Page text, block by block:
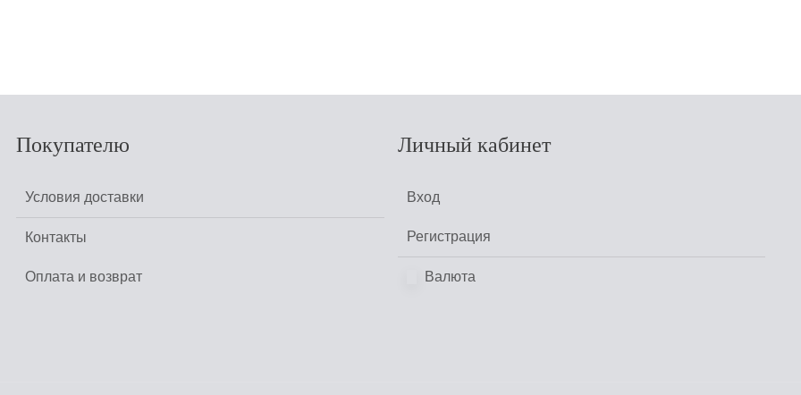
Покупателю
Условия доставки
Контакты
Оплата и возврат
Личный кабинет
Вход
Регистрация
Валюта